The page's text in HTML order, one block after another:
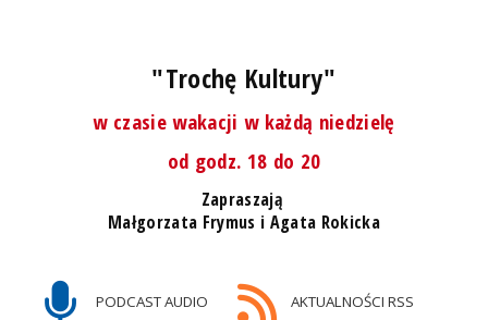
"Trochę Kultury"
w czasie wakacji w każdą niedzielę
od godz. 18 do 20
Zapraszają
Małgorzata Frymus i Agata Rokicka
PODCAST AUDIO AKTUALNOŚCI RSS